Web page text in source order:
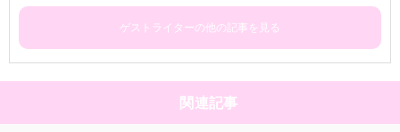
ゲストライターの他の記事を見る
関連記事